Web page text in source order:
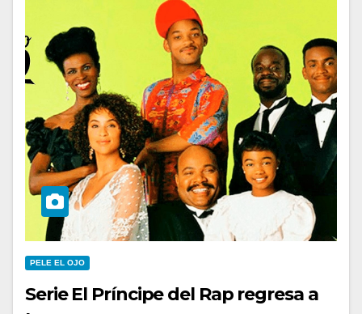
PELE EL OJO
Serie El Príncipe del Rap regresa a